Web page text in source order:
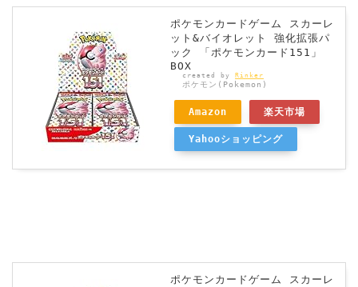
ポケモンカードゲーム スカーレ
ット&バイオレット 強化拡張パ
ック 「ポケモンカード151」
BOX
created by Rinker
ポケモン(Pokemon)
Amazon 楽天市場
Yahooショッピング
ポケモンカードゲーム スカーレ